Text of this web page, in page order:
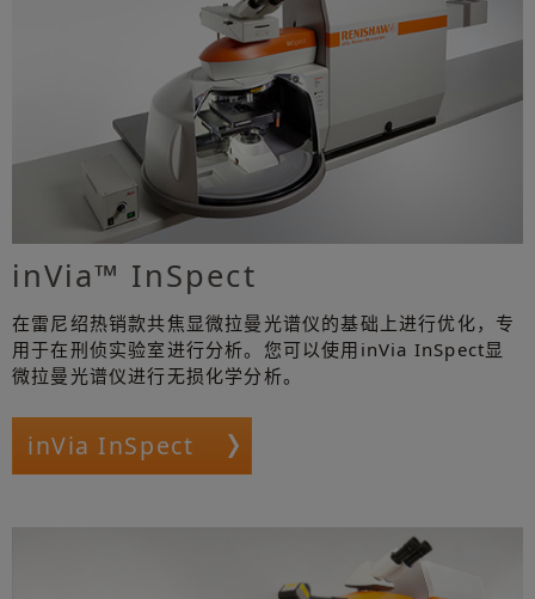
inVia™ InSpect
在雷尼绍热销款共焦显微拉曼光谱仪的基础上进行优化，专
用于在刑侦实验室进行分析。您可以使用inVia InSpect显
微拉曼光谱仪进行无损化学分析。
inVia InSpect